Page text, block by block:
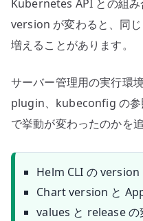
Kubernetes API との組
version が変わると、同
増えることがあります。
サーバー管理用の実行環
plugin、kubeconfig の参
で挙動が変わったのかを
Helm CLI の version
Chart version と
values と release の